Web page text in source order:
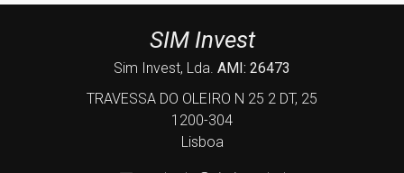
SIM Invest
Sim Invest, Lda. AMI: 26473
TRAVESSA DO OLEIRO N 25 2 DT, 25
1200-304
Lisboa